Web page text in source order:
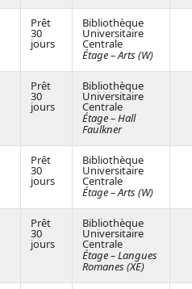
Prêt
30
jours
Bibliothèque
Universitaire
Centrale
Étage – Arts (W)
Prêt
30
jours
Bibliothèque
Universitaire
Centrale
Étage – Hall
Faulkner
Prêt
30
jours
Bibliothèque
Universitaire
Centrale
Étage – Arts (W)
Prêt
30
jours
Bibliothèque
Universitaire
Centrale
Étage – Langues
Romanes (XE)